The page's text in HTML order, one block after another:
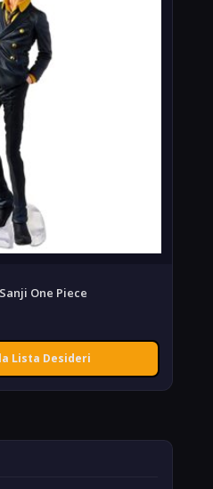
One Piece
Lista Desideri